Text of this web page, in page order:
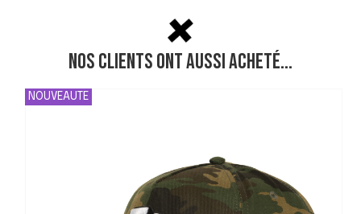
Nos clients ont aussi acheté...
NOUVEAUTE